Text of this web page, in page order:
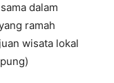
dalam
ramah
wisata lokal